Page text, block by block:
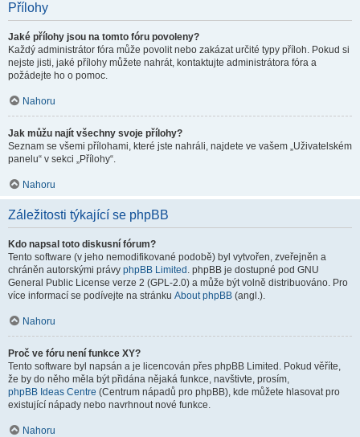
Přílohy
Jaké přílohy jsou na tomto fóru povoleny?
Každý administrátor fóra může povolit nebo zakázat určité typy příloh. Pokud si
nejste jisti, jaké přílohy můžete nahrát, kontaktujte administrátora fóra a
požádejte ho o pomoc.
Nahoru
Jak můžu najít všechny svoje přílohy?
Seznam se všemi přílohami, které jste nahráli, najdete ve vašem „Uživatelském
panelu“ v sekci „Přílohy“.
Nahoru
Záležitosti týkající se phpBB
Kdo napsal toto diskusní fórum?
Tento software (v jeho nemodifikované podobě) byl vytvořen, zveřejněn a
chráněn autorskými právy phpBB Limited . phpBB je dostupné pod GNU
General Public License verze 2 (GPL-2.0) a může být volně distribuováno. Pro
více informací se podívejte na stránku About phpBB (angl.).
Nahoru
Proč ve fóru není funkce XY?
Tento software byl napsán a je licencován přes phpBB Limited. Pokud věříte,
že by do něho měla být přidána nějaká funkce, navštivte, prosím,
phpBB Ideas Centre (Centrum nápadů pro phpBB), kde můžete hlasovat pro
existující nápady nebo navrhnout nové funkce.
Nahoru